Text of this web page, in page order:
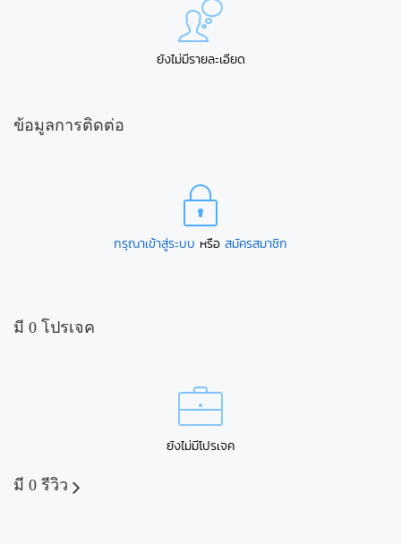
ยังไม่มีรายละเอียด
ข้อมูลการติดต่อ
กรุณาเข้าสู่ระบบ หรือ สมัครสมาชิก
มี 0 โปรเจค
ยังไม่มีโปรเจค
มี 0 รีวิว